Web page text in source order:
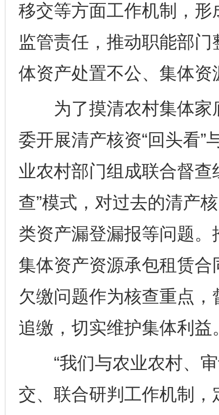
移交等方面工作机制，
监管责任，推动职能部
体资产处置不公、集体
为了摸清农村集体家
委开展清产核资“回头看”
业农村部门组成联合督
查”模式，对过去的清产
类资产漏登漏报等问题
集体资产资源承包租赁
欠缴问题作为核查重点
追缴，切实维护集体利益
“我们与农业农村、审
交、联合研判工作机制